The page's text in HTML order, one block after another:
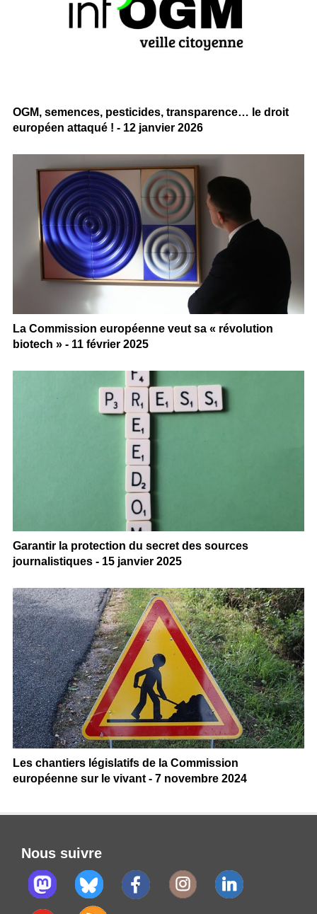
OGM, semences, pesticides, transparence… le droit
européen attaqué ! - 12 janvier 2026
La Commission européenne veut sa « révolution
biotech » - 11 février 2025
Garantir la protection du secret des sources
journalistiques - 15 janvier 2025
Les chantiers législatifs de la Commission
européenne sur le vivant - 7 novembre 2024
Nous suivre